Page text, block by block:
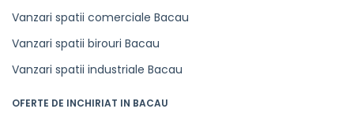
Vanzari spatii comerciale Bacau
Vanzari spatii birouri Bacau
Vanzari spatii industriale Bacau
OFERTE DE INCHIRIAT IN BACAU